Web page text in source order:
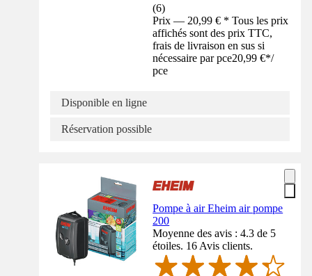
(6)
Prix — 20,99 € * Tous les prix
affichés sont des prix TTC,
frais de livraison en sus si
nécessaire par pce20,99 €*/
pce
Disponible en ligne
Réservation possible
Pompe à air Eheim air pompe
200
Moyenne des avis : 4.3 de 5
étoiles. 16 Avis clients.